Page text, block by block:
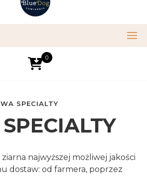
0
SPECIALTY
najwyższej możliwej jakości
dostaw: od farmera, poprzez